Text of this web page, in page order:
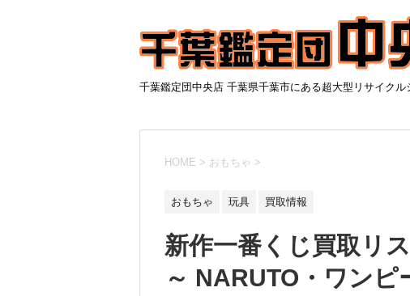
千葉鑑定団中央店 千葉県千葉市にある超大型リサイク
HOME > おもちゃ >
おもちゃ 玩具 買取情報
新作一番くじ買取リ
～ NARUTO・ワン